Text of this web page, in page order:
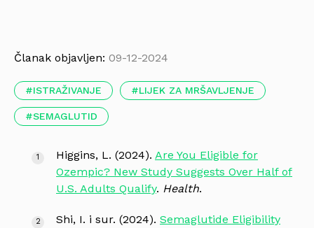
Članak objavljen: 09-12-2024
ISTRAŽIVANJE LIJEK ZA MRŠAVLJENJE
SEMAGLUTID
Higgins, L. (2024). Are You Eligible for
Ozempic? New Study Suggests Over Half of
U.S. Adults Qualify. Health.
Shi, I. i sur. (2024). Semaglutide Eligibility